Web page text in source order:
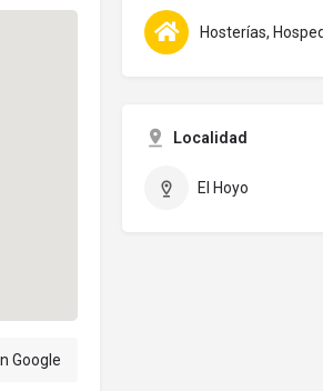
Google
Hosterías,
Localidad
El Hoyo